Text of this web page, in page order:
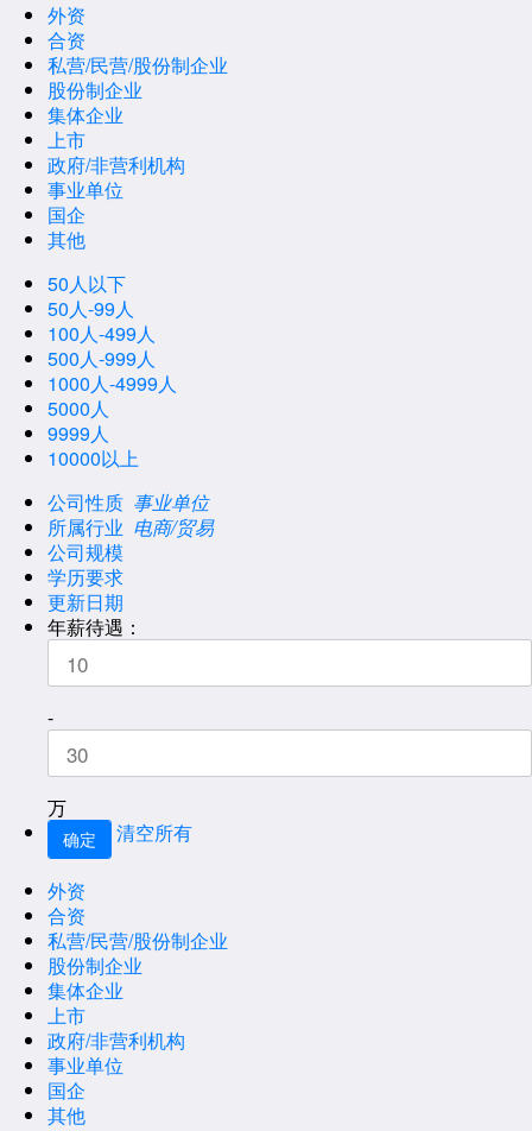
外资
合资
私营/民营/股份制企业
股份制企业
集体企业
上市
政府/非营利机构
事业单位
国企
其他
50人以下
50人-99人
100人-499人
500人-999人
1000人-4999人
5000人
9999人
10000以上
公司性质 事业单位
所属行业 电商/贸易
公司规模
学历要求
更新日期
年薪待遇：
-
万
清空所有
外资
合资
私营/民营/股份制企业
股份制企业
集体企业
上市
政府/非营利机构
事业单位
国企
其他